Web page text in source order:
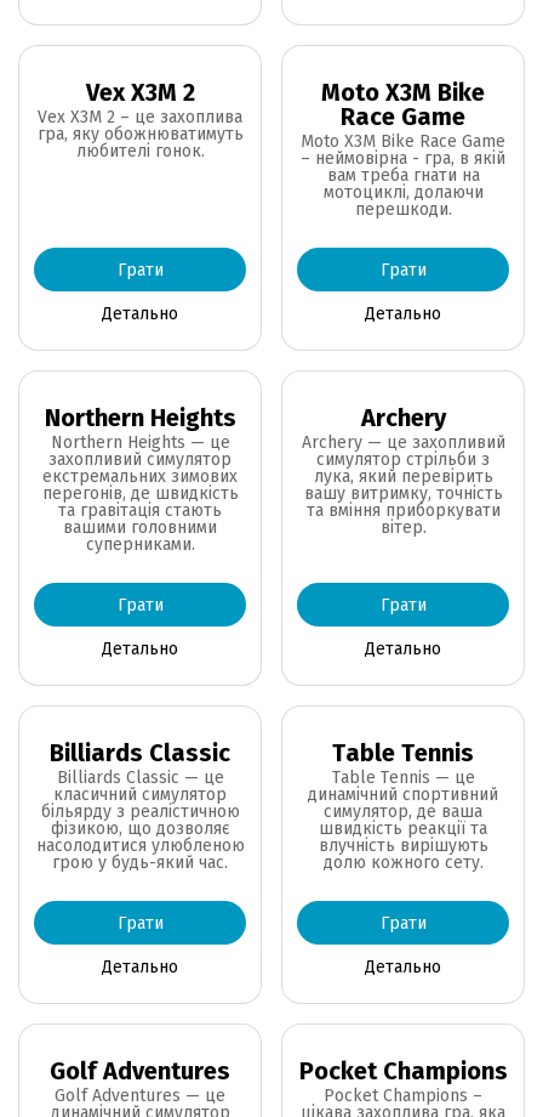
Vex X3M 2
Vex X3M 2 – це захоплива
гра, яку обожнюватимуть
любителі гонок.
Детально
Грати
Moto X3M Bike
Race Game
Moto X3M Bike Race Game
– неймовірна - гра, в якій
вам треба гнати на
мотоциклі, долаючи
перешкоди.
Детально
Грати
Northern Heights
Northern Heights — це
захопливий симулятор
екстремальних зимових
перегонів, де швидкість
та гравітація стають
вашими головними
суперниками.
Детально
Грати
Archery
Archery — це захопливий
симулятор стрільби з
лука, який перевірить
вашу витримку, точність
та вміння приборкувати
вітер.
Детально
Грати
Billiards Classic
Billiards Classic — це
класичний симулятор
більярду з реалістичною
фізикою, що дозволяє
насолодитися улюбленою
грою у будь-який час.
Детально
Грати
Table Tennis
Table Tennis — це
динамічний спортивний
симулятор, де ваша
швидкість реакції та
влучність вирішують
долю кожного сету.
Детально
Грати
Golf Adventures
Golf Adventures — це
динамічний симулятор
Pocket Champions
Pocket Champions –
цікава захоплива гра, яка